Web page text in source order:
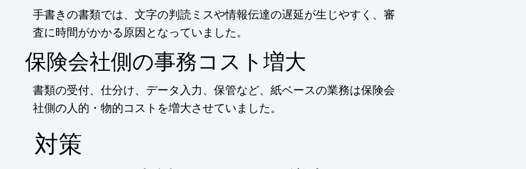
手書きの書類では、文字の判読ミスや情報伝達の遅延が生じやすく、審
査に時間がかかる原因となっていました。
保険会社側の事務コスト増大
書類の受付、仕分け、データ入力、保管など、紙ベースの業務は保険会
社側の人的・物的コストを増大させていました。
​対策